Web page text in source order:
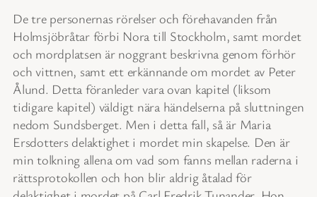
De tre personernas rörelser och förehavanden från
Holmsjöbråtar förbi Nora till Stockholm, samt mordet
och mordplatsen är noggrant beskrivna genom förhör
och vittnen, samt ett erkännande om mordet av Peter
Ålund. Detta föranleder vara ovan kapitel (liksom
tidigare kapitel) väldigt nära händelserna på sluttningen
nedom Sundsberget. Men i detta fall, så är Maria
Ersdotters delaktighet i mordet min skapelse. Den är
min tolkning allena om vad som fanns mellan raderna i
rättsprotokollen och hon blir aldrig åtalad för